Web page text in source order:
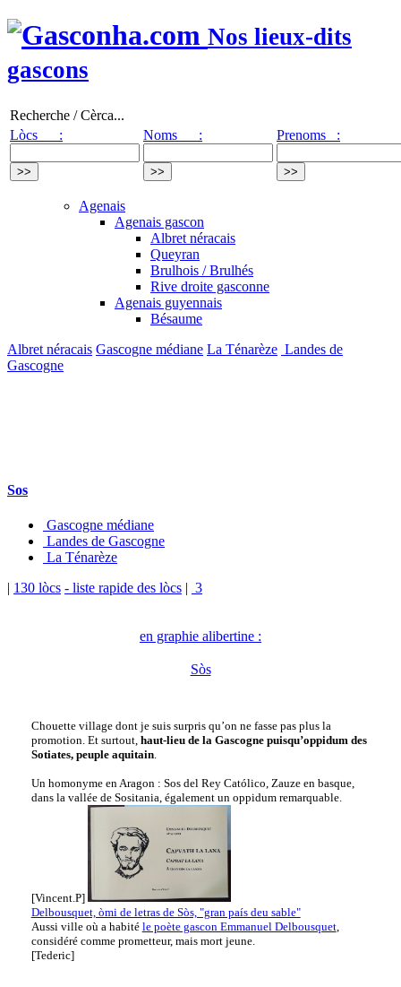
Nos lieux-dits
gascons
Recherche / Cèrca...
Lòcs :
Noms : Prenoms :
Agenais
Agenais gascon
Albret néracais
Queyran
Brulhois / Brulhés
Rive droite gasconne
Agenais guyennais
Bésaume
Albret néracais Gascogne médiane La Ténarèze Landes de
Gascogne
Sos
Gascogne médiane
Landes de Gascogne
La Ténarèze
| 130 lòcs - liste rapide des lòcs | 3
en graphie alibertine :
Sòs
Chouette village dont je suis surpris qu’on ne fasse pas plus la
promotion. Et surtout, haut-lieu de la Gascogne puisqu’oppidum des
Sotiates, peuple aquitain.
Un homonyme en Aragon : Sos del Rey Católico, Zauze en basque,
dans la vallée de Sositania, également un oppidum remarquable.
[Vincent.P]
Delbousquet, òmi de letras de Sòs, "gran país deu sable"
Aussi ville où a habité le poète gascon Emmanuel Delbousquet,
considéré comme prometteur, mais mort jeune.
[Tederic]